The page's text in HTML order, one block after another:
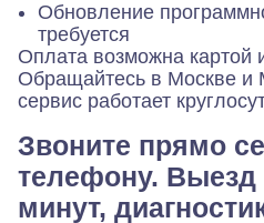
Обновление
требуется
Оплата возможна картой
Обращайтесь в Москве и
сервис работает
Звоните прямо
телефону. Выезд
минут,